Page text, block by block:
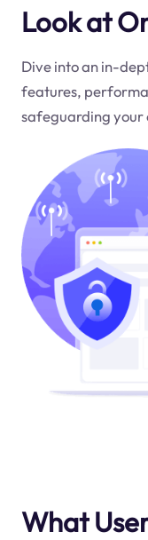
Look at
Dive into an in-
features,
safeguarding your
What